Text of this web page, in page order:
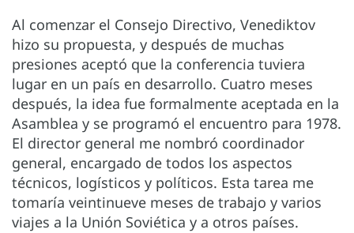
Al comenzar el Consejo Directivo, Venediktov
hizo su propuesta, y después de muchas
presiones aceptó que la conferencia tuviera
lugar en un país en desarrollo. Cuatro meses
después, la idea fue formalmente aceptada en la
Asamblea y se programó el encuentro para 1978.
El director general me nombró coordinador
general, encargado de todos los aspectos
técnicos, logísticos y políticos. Esta tarea me
tomaría veintinueve meses de trabajo y varios
viajes a la Unión Soviética y a otros países.